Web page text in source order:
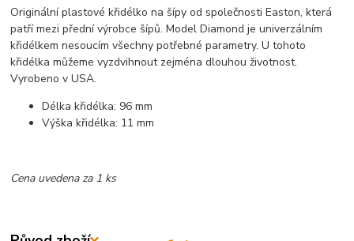
Originální plastové křidélko na šípy od společnosti Easton, která
patří mezi přední výrobce šípů. Model Diamond je univerzálním
křidélkem nesoucím všechny potřebné parametry. U tohoto
křidélka můžeme vyzdvihnout zejména dlouhou životnost.
Vyrobeno v USA.
Délka křidélka: 96 mm
Výška křidélka: 11 mm
Cena uvedena za 1 ks